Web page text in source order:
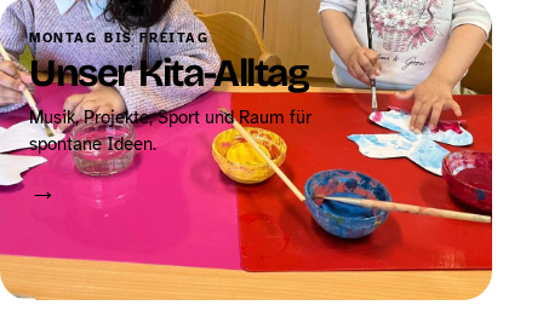
MONTAG BIS FREITAG
Unser Kita-Alltag
Musik, Projekte, Sport und Raum für
spontane Ideen.
→